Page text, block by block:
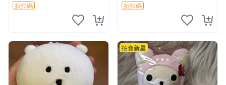
折扣碼
折扣碼
拍賣新星